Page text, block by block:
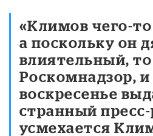
«Климов чего-
а поскольку он
влиятельный,
Роскомнадзор, и
воскресенье
странный пресс-
усмехается